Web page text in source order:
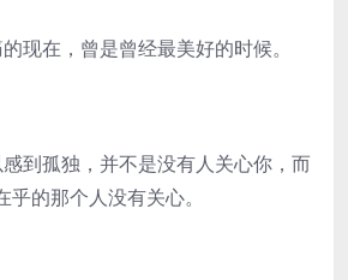
在，曾是曾经最美好的时候。
孤独，并不是没有人关心你，而
乎的那个人没有关心。